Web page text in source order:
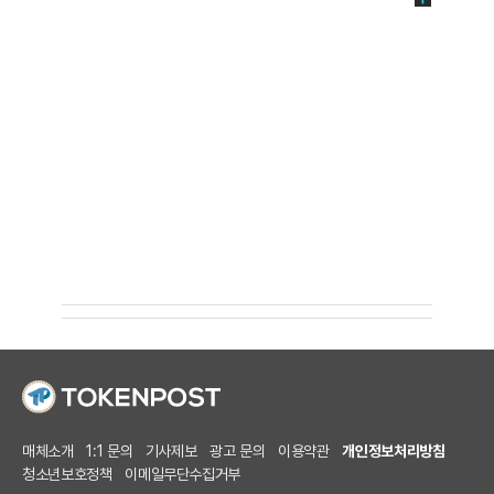
매체소개 1:1 문의 기사제보 광고 문의 이용약관
개인정보처리방침
청소년보호정책
이메일무단수집거부